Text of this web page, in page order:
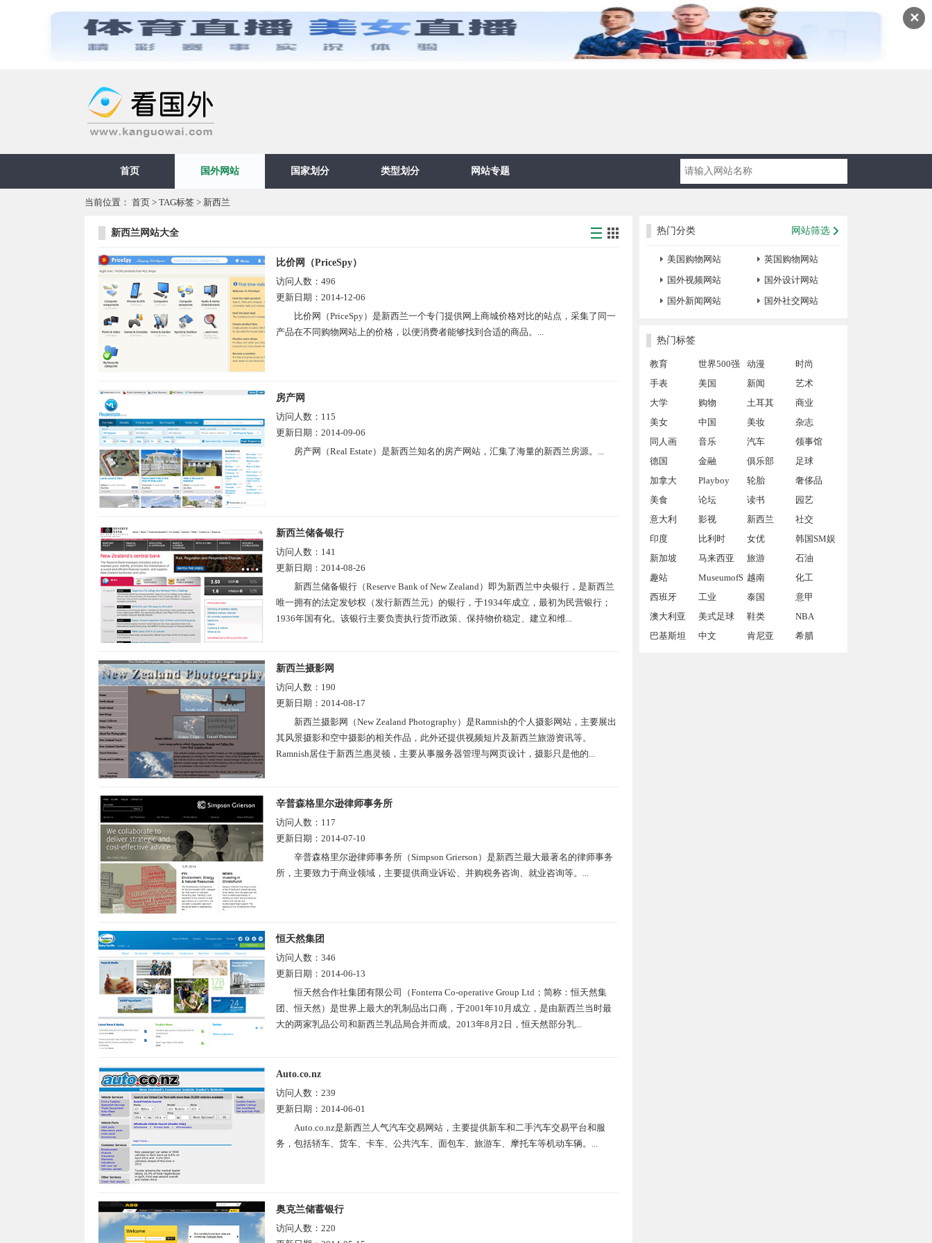
✕
首页 国外网站 国家划分 类型划分 网站专题
当前位置： 首页 > TAG标签 > 新西兰
新西兰网站大全
比价网（PriceSpy）
访问人数： 496
更新日期： 2014-12-06
比价网（PriceSpy）是新西兰一个专门提供网上商城价格对比的站点，采集了同一
产品在不同购物网站上的价格，以便消费者能够找到合适的商品。...
房产网
访问人数： 115
更新日期： 2014-09-06
房产网（Real Estate）是新西兰知名的房产网站，汇集了海量的新西兰房源。...
新西兰储备银行
访问人数： 141
更新日期： 2014-08-26
新西兰储备银行（Reserve Bank of New Zealand）即为新西兰中央银行，是新西兰
唯一拥有的法定发钞权（发行新西兰元）的银行，于1934年成立，最初为民营银行；
1936年国有化。该银行主要负责执行货币政策、保持物价稳定、建立和维...
新西兰摄影网
访问人数： 190
更新日期： 2014-08-17
新西兰摄影网（New Zealand Photography）是Ramnish的个人摄影网站，主要展出
其风景摄影和空中摄影的相关作品，此外还提供视频短片及新西兰旅游资讯等。
Ramnish居住于新西兰惠灵顿，主要从事服务器管理与网页设计，摄影只是他的...
辛普森格里尔逊律师事务所
访问人数： 117
更新日期： 2014-07-10
辛普森格里尔逊律师事务所（Simpson Grierson）是新西兰最大最著名的律师事务
所，主要致力于商业领域，主要提供商业诉讼、并购税务咨询、就业咨询等。...
恒天然集团
访问人数： 346
更新日期： 2014-06-13
恒天然合作社集团有限公司（Fonterra Co-operative Group Ltd；简称：恒天然集
团、恒天然）是世界上最大的乳制品出口商，于2001年10月成立，是由新西兰当时最
大的两家乳品公司和新西兰乳品局合并而成。2013年8月2日，恒天然部分乳...
Auto.co.nz
访问人数： 239
更新日期： 2014-06-01
Auto.co.nz是新西兰人气汽车交易网站，主要提供新车和二手汽车交易平台和服
务，包括轿车、货车、卡车、公共汽车、面包车、旅游车、摩托车等机动车辆。...
奥克兰储蓄银行
访问人数： 220
热门分类 网站筛选
美国购物网站
英国购物网站
国外视频网站
国外设计网站
国外新闻网站
国外社交网站
热门标签
教育 世界500强 动漫
时尚
手表
美国 新闻
艺术
大学
购物 土耳其
商业
美女
中国 美妆
杂志
同人画
音乐 汽车
领事馆
德国
金融 俱乐部
足球
加拿大
Playboy 轮胎
奢侈品
美食
论坛 读书
园艺
意大利
影视 新西兰
社交
印度
比利时 女优
韩国SM娱
乐公司
新加坡 马来西亚 旅游
石油
趣站
MuseumofSex越南
化工
西班牙
工业 泰国
意甲
澳大利亚
美式足球 鞋类
NBA
巴基斯坦
中文 肯尼亚 希腊